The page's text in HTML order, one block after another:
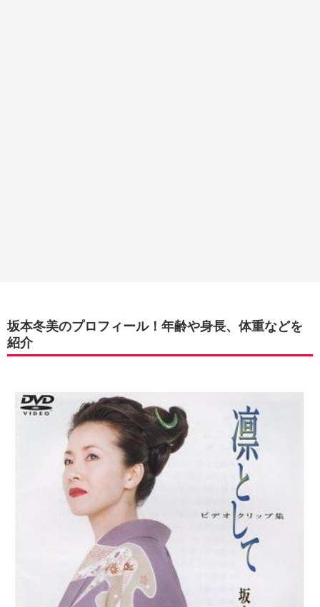
坂本冬美のプロフィール！年齢や身長、体重などを
紹介